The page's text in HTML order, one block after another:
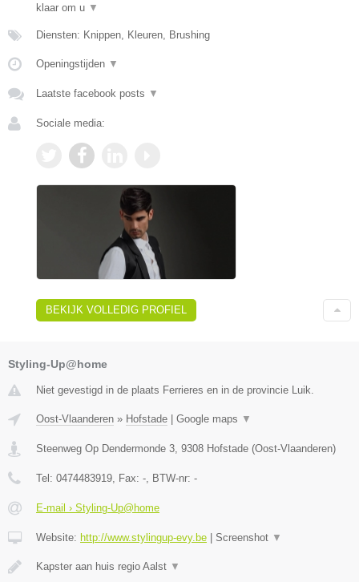
klaar om u ▼
Diensten: Knippen, Kleuren, Brushing
Openingstijden ▼
Laatste facebook posts ▼
Sociale media:
BEKIJK VOLLEDIG PROFIEL
Styling-Up@home
Niet gevestigd in de plaats Ferrieres en in de provincie Luik.
Oost-Vlaanderen » Hofstade Google maps ▼
Steenweg Op Dendermonde 3, 9308 Hofstade (Oost-Vlaanderen)
Tel: 0474483919, Fax: -, BTW-nr: -
E-mail › Styling-Up@home
Website: http://www.stylingup-evy.be Screenshot ▼
Kapster aan huis regio Aalst ▼